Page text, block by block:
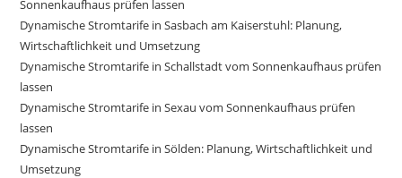
Sonnenkaufhaus prüfen lassen
Dynamische Stromtarife in Sasbach am Kaiserstuhl: Planung,
Wirtschaftlichkeit und Umsetzung
Dynamische Stromtarife in Schallstadt vom Sonnenkaufhaus prüfen
lassen
Dynamische Stromtarife in Sexau vom Sonnenkaufhaus prüfen
lassen
Dynamische Stromtarife in Sölden: Planung, Wirtschaftlichkeit und
Umsetzung